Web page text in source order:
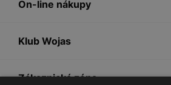
On-line nákupy
Klub Wojas
Zákaznická zóna